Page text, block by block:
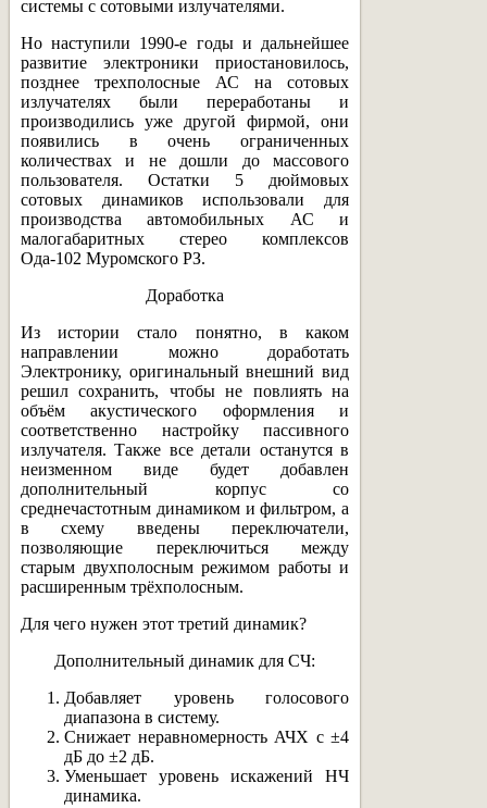
системы с сотовыми излучателями.
Но наступили 1990-е годы и дальнейшее
развитие электроники приостановилось,
позднее трехполосные АС на сотовых
излучателях были переработаны и
производились уже другой фирмой, они
появились в очень ограниченных
количествах и не дошли до массового
пользователя. Остатки 5 дюймовых
сотовых динамиков использовали для
производства автомобильных АС и
малогабаритных стерео комплексов
Ода-102 Муромского РЗ.
Доработка
Из истории стало понятно, в каком
направлении можно доработать
Электронику, оригинальный внешний вид
решил сохранить, чтобы не повлиять на
объём акустического оформления и
соответственно настройку пассивного
излучателя. Также все детали останутся в
неизменном виде будет добавлен
дополнительный корпус со
среднечастотным динамиком и фильтром, а
в схему введены переключатели,
позволяющие переключиться между
старым двухполосным режимом работы и
расширенным трёхполосным.
Для чего нужен этот третий динамик?
Дополнительный динамик для СЧ:
Добавляет уровень голосового
диапазона в систему.
Снижает неравномерность АЧХ с ±4
дБ до ±2 дБ.
Уменьшает уровень искажений НЧ
динамика.